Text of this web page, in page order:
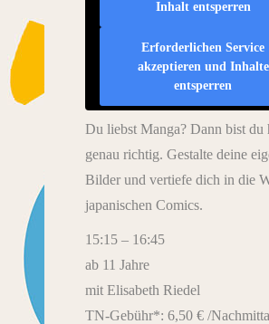
Inhalt entsperren
Erforderlichen Service
akzeptieren und Inhalte
entsperren
Du liebst Manga? Dann bist du
genau richtig. Gestalte deine
Bilder und vertiefe dich in die
japanischen Comics.
15:15 – 16:45
ab 11 Jahre
mit Elisabeth Riedel
TN-Gebühr*: 6,50 € /